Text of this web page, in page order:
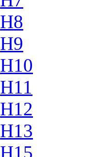
H8
H9
H10
H11
H12
H13
H15